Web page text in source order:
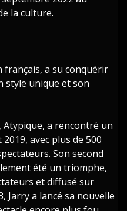
la culture.
français, a su conquérir
style unique et son
a rencontré un
avec plus de 500
Son second
été un triomphe,
et diffusé sur
Jarry a lancé sa nouvelle